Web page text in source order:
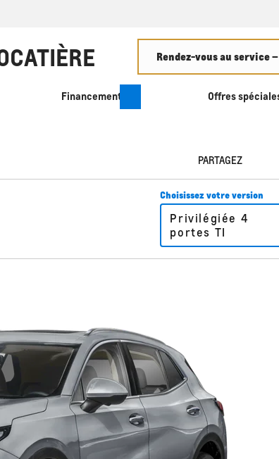
Rendez-vous au service
Financement Offres spéciales
PARTAGEZ
Choisissez votre version
Privilégiée 4
portes TI